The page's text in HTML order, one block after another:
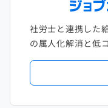
社労士と連携した
の属人化解消と低